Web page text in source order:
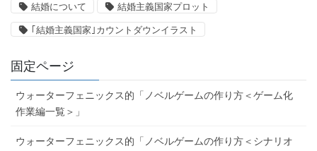
結婚について 結婚主義国家プロット
｢結婚主義国家｣カウントダウンイラスト
固定ページ
ウォーターフェニックス的「ノベルゲームの作り方＜ゲーム化
作業編一覧＞」
ウォーターフェニックス的「ノベルゲームの作り方＜シナリオ